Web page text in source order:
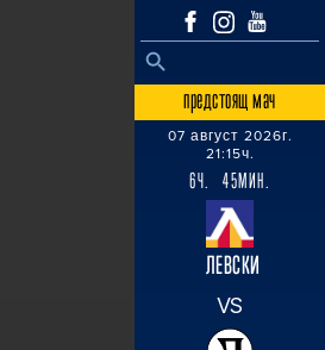
Search
SEARCH BUTTON
предстоящ мач
07 август 2026г.
21:15ч.
6Ч. 45МИН.
ЛЕВСКИ
VS